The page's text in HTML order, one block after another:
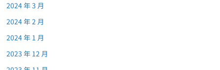
2024 年 3 月
2024 年 2 月
2024 年 1 月
2023 年 12 月